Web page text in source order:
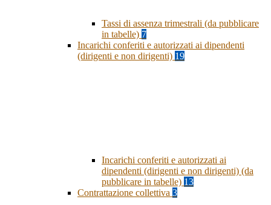
Tassi di assenza trimestrali (da pubblicare
in tabelle) 7
Incarichi conferiti e autorizzati ai dipendenti
(dirigenti e non dirigenti) 19
Incarichi conferiti e autorizzati ai
dipendenti (dirigenti e non dirigenti) (da
pubblicare in tabelle) 13
Contrattazione collettiva 3